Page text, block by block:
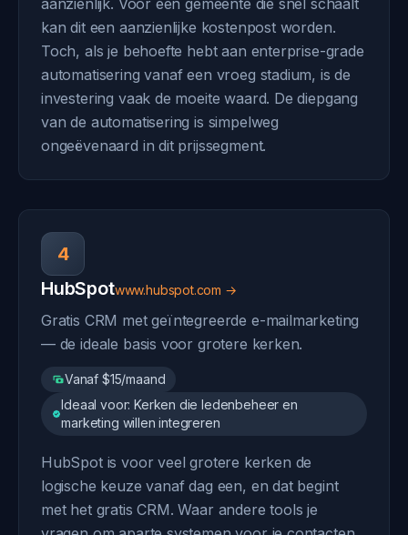
aanzienlijk. Voor een gemeente die snel schaalt
kan dit een aanzienlijke kostenpost worden.
Toch, als je behoefte hebt aan enterprise-grade
automatisering vanaf een vroeg stadium, is de
investering vaak de moeite waard. De diepgang
van de automatisering is simpelweg
ongeëvenaard in dit prijssegment.
4
HubSpotwww.hubspot.com →
Gratis CRM met geïntegreerde e-mailmarketing
— de ideale basis voor grotere kerken.
Vanaf $15/maand
Ideaal voor: Kerken die ledenbeheer en
marketing willen integreren
HubSpot is voor veel grotere kerken de
logische keuze vanaf dag een, en dat begint
met het gratis CRM. Waar andere tools je